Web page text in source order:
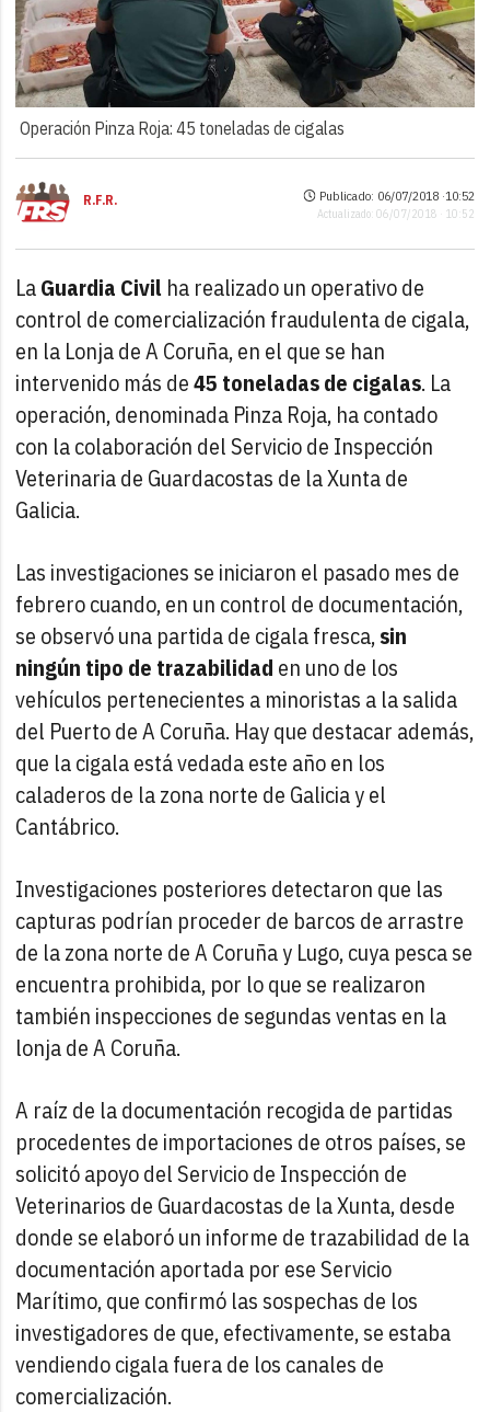
Operación Pinza Roja: 45 toneladas de cigalas
R.F.R. Publicado: 06/07/2018 ·10:52
Actualizado: 06/07/2018 · 10:52
LaGuardia Civil ha realizado un operativo de
control de comercialización fraudulenta de cigala,
en la Lonja de A Coruña, en el que se han
intervenido más de45 toneladas de cigalas. La
operación, denominada Pinza Roja, ha contado
con la colaboración del Servicio de Inspección
Veterinaria de Guardacostas de la Xunta de
Galicia.
Las investigaciones se iniciaron el pasado mes de
febrero cuando, en un control de documentación,
se observó una partida de cigala fresca,sin
ningún tipo de trazabilidad en uno de los
vehículos pertenecientes a minoristas a la salida
del Puerto de A Coruña. Hay que destacar además,
que la cigala está vedada este año en los
caladeros de la zona norte de Galicia y el
Cantábrico.
Investigaciones posteriores detectaron que las
capturas podrían proceder de barcos de arrastre
de la zona norte de A Coruña y Lugo, cuya pesca se
encuentra prohibida, por lo que se realizaron
también inspecciones de segundas ventas en la
lonja de A Coruña.
A raíz de la documentación recogida de partidas
procedentes de importaciones de otros países, se
solicitó apoyo del Servicio de Inspección de
Veterinarios de Guardacostas de la Xunta, desde
donde se elaboró un informe de trazabilidad de la
documentación aportada por ese Servicio
Marítimo, que confirmó las sospechas de los
investigadores de que, efectivamente, se estaba
vendiendo cigala fuera de los canales de
comercialización.